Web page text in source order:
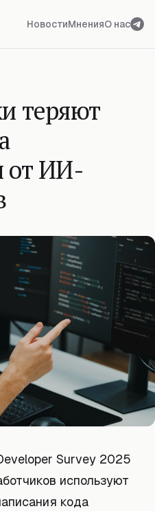
НовостиМненияО нас
теряют
от ИИ-
Survey 2025
используют
кода